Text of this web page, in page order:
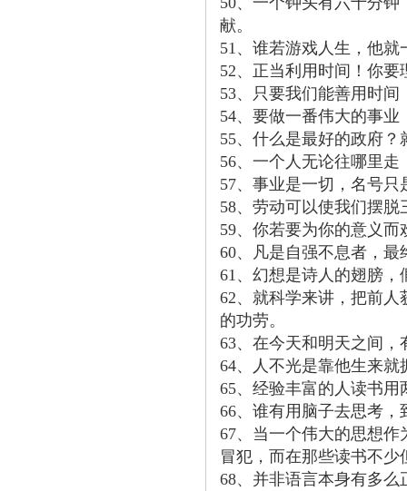
献。
51、谁若游戏人生，他
52、正当利用时间！你
53、只要我们能善用时
54、要做一番伟大的事
55、什么是最好的政府
56、一个人无论往哪里
57、事业是一切，名号只
58、劳动可以使我们摆
59、你若要为你的意义
60、凡是自强不息者，最
61、幻想是诗人的翅膀
62、就科学来讲，把前
的功劳。
63、在今天和明天之间
64、人不光是靠他生来
65、经验丰富的人读书
66、谁有用脑子去思考
67、当一个伟大的思想
冒犯，而在那些读书不
68、并非语言本身有多